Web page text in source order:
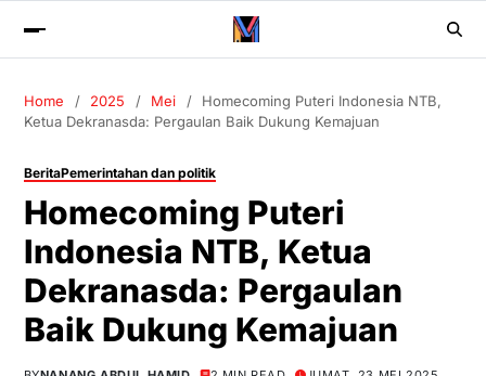
Home 2025 Mei
Homecoming Puteri Indonesia NTB,
Ketua Dekranasda: Pergaulan Baik Dukung Kemajuan
BeritaPemerintahan dan politik
Homecoming Puteri
Indonesia NTB, Ketua
Dekranasda: Pergaulan
Baik Dukung Kemajuan